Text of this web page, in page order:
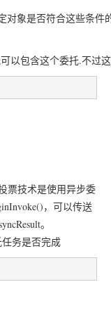
对象是否符合这些条
以包含这个委托.不过
票技术是使用异步委
，可以传送
。
任务是否完成